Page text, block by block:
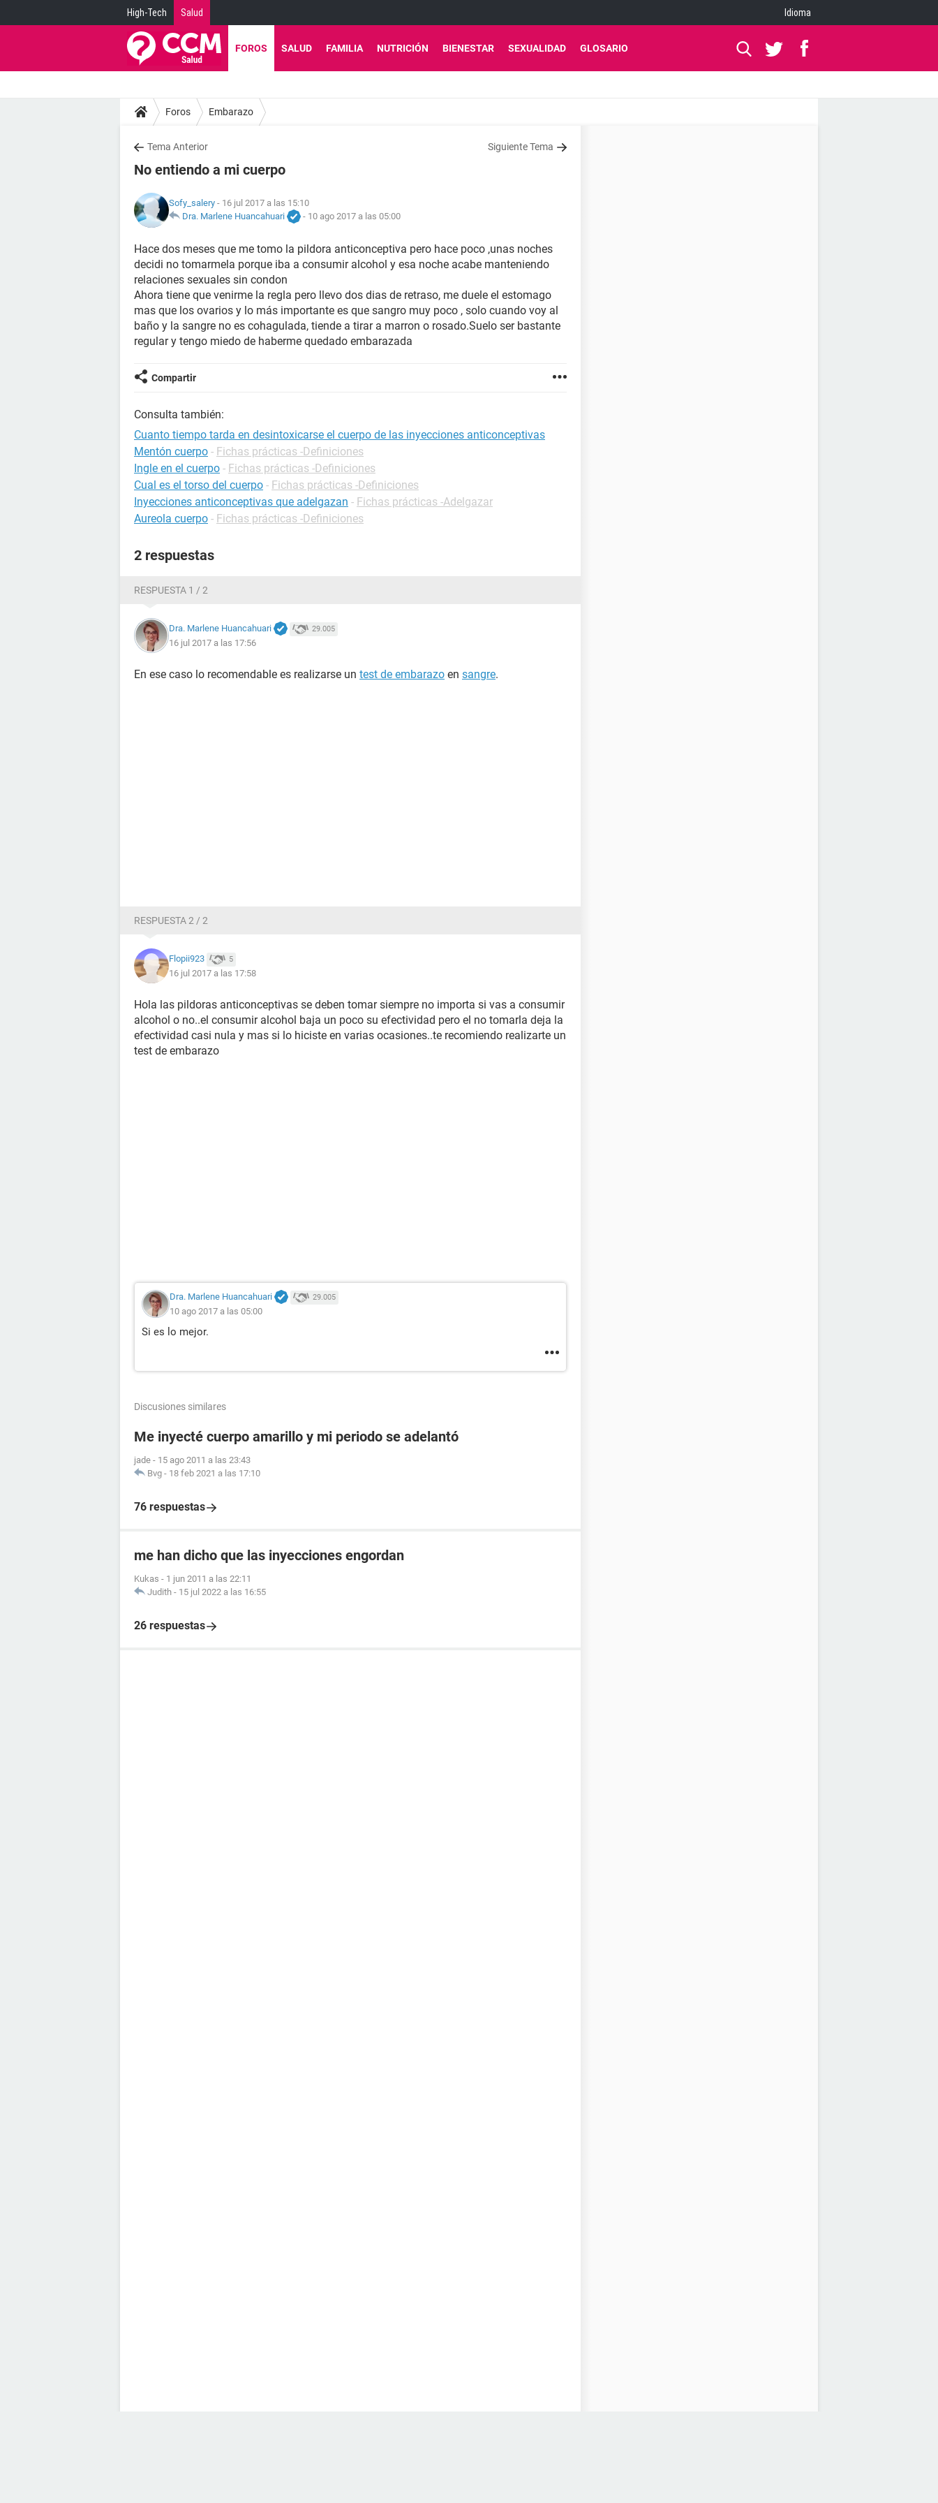
High-Tech Salud Idioma
FOROS SALUD FAMILIA NUTRICIÓN BIENESTAR SEXUALIDAD GLOSARIO
Foros Embarazo
Tema Anterior Siguiente Tema
No entiendo a mi cuerpo
Sofy_salery - 16 jul 2017 a las 15:10
Dra. Marlene Huancahuari
- 10 ago 2017 a las 05:00
Hace dos meses que me tomo la pildora anticonceptiva pero hace poco ,unas noches
decidi no tomarmela porque iba a consumir alcohol y esa noche acabe manteniendo
relaciones sexuales sin condon
Ahora tiene que venirme la regla pero llevo dos dias de retraso, me duele el estomago
mas que los ovarios y lo más importante es que sangro muy poco , solo cuando voy al
baño y la sangre no es cohagulada, tiende a tirar a marron o rosado.Suelo ser bastante
regular y tengo miedo de haberme quedado embarazada
Compartir
Consulta también:
Cuanto tiempo tarda en desintoxicarse el cuerpo de las inyecciones anticonceptivas
Mentón cuerpo - Fichas prácticas -Definiciones
Ingle en el cuerpo - Fichas prácticas -Definiciones
Cual es el torso del cuerpo - Fichas prácticas -Definiciones
Inyecciones anticonceptivas que adelgazan - Fichas prácticas -Adelgazar
Aureola cuerpo - Fichas prácticas -Definiciones
2 respuestas
RESPUESTA 1 / 2
Dra. Marlene Huancahuari 29.005
16 jul 2017 a las 17:56
En ese caso lo recomendable es realizarse un test de embarazo en sangre.
RESPUESTA 2 / 2
Flopii923 5
16 jul 2017 a las 17:58
Hola las pildoras anticonceptivas se deben tomar siempre no importa si vas a consumir
alcohol o no..el consumir alcohol baja un poco su efectividad pero el no tomarla deja la
efectividad casi nula y mas si lo hiciste en varias ocasiones..te recomiendo realizarte un
test de embarazo
Dra. Marlene Huancahuari 29.005
10 ago 2017 a las 05:00
Si es lo mejor.
Discusiones similares
Me inyecté cuerpo amarillo y mi periodo se adelantó
jade - 15 ago 2011 a las 23:43
Bvg - 18 feb 2021 a las 17:10
76 respuestas
me han dicho que las inyecciones engordan
Kukas - 1 jun 2011 a las 22:11
Judith - 15 jul 2022 a las 16:55
26 respuestas